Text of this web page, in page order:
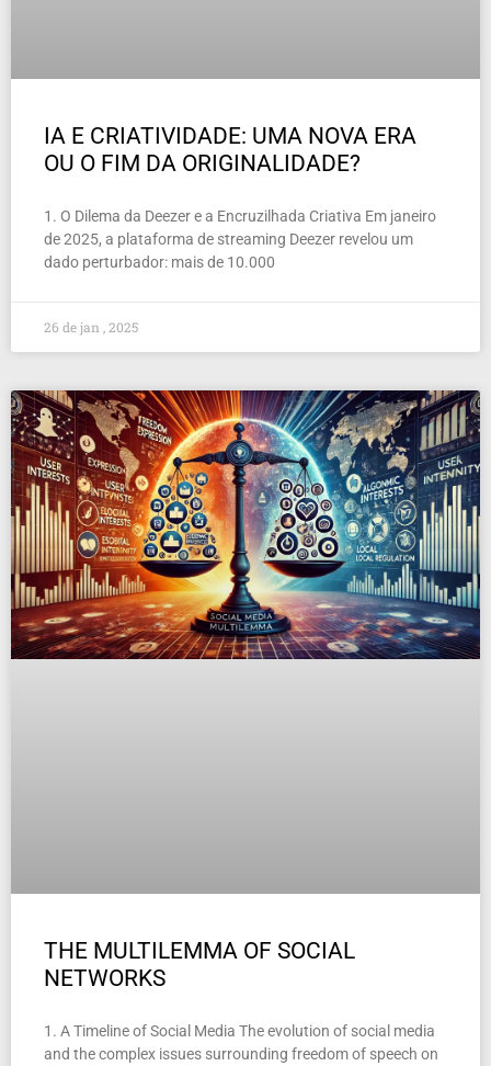
IA E CRIATIVIDADE: UMA NOVA ERA
OU O FIM DA ORIGINALIDADE?
1. O Dilema da Deezer e a Encruzilhada Criativa Em janeiro
de 2025, a plataforma de streaming Deezer revelou um
dado perturbador: mais de 10.000
26 de jan , 2025
THE MULTILEMMA OF SOCIAL
NETWORKS
1. A Timeline of Social Media The evolution of social media
and the complex issues surrounding freedom of speech on